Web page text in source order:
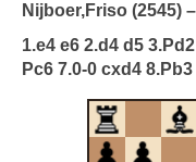
Nijboer,Friso (2545)
1.e4 e6 2.d4 d5
Pc6 7.0-0 cxd4